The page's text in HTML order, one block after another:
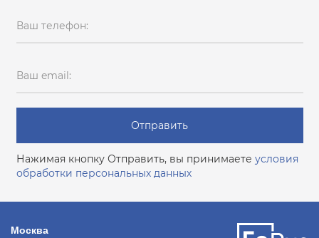
Ваш телефон:
Ваш email:
Отправить
Нажимая кнопку Отправить, вы принимаете условия
обработки персональных данных
Москва